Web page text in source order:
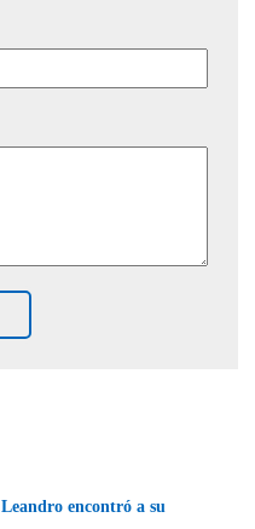
Leandro encontró a su